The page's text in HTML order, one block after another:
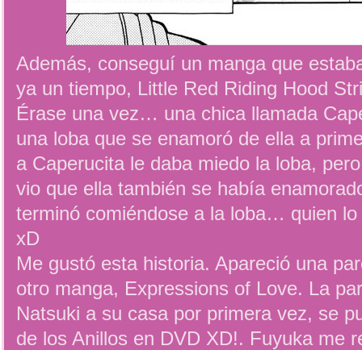
Además, conseguí un manga que
ya un tiempo, Little Red Riding Hood
Érase una vez… una chica llamada
una loba que se enamoró de ella a
a Caperucita le daba miedo la loba,
vio que ella también se había
terminó comiéndose a la loba… quien
xD
Me gustó esta historia. Apareció una
otro manga, Expressions of Love. La
Natsuki a su casa por primera vez, se
de los Anillos en DVD XD!. Fuyuka me